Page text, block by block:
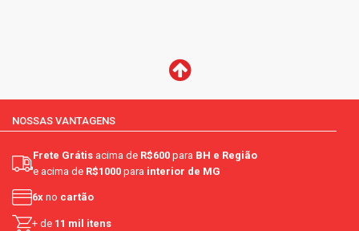
NOSSAS VANTAGENS
Frete Grátis acima de R$600 para BH e Região
e acima de R$1000 para interior de MG
6x no cartão
+ de 11 mil itens